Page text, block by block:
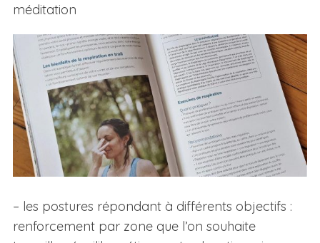
méditation
– les postures répondant à différents objectifs :
renforcement par zone que l’on souhaite